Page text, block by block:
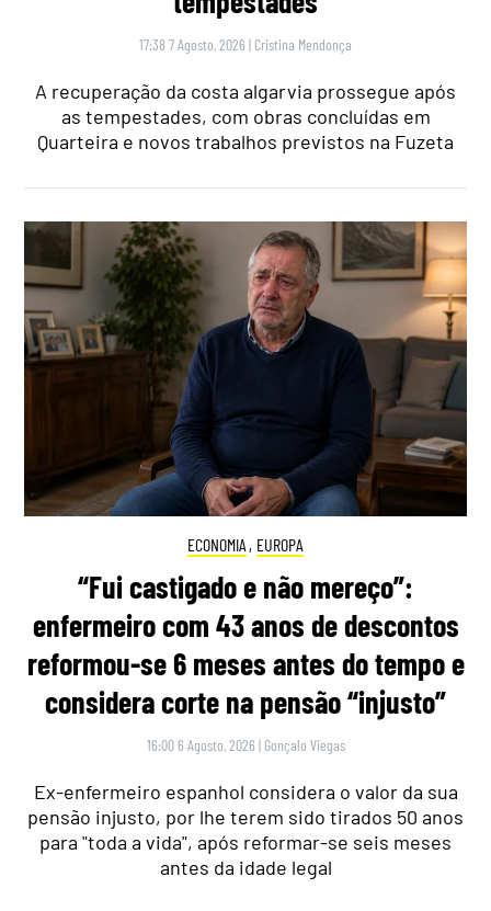
17:38 7 Agosto, 2026 | Cristina Mendonça
A recuperação da costa algarvia prossegue após
as tempestades, com obras concluídas em
Quarteira e novos trabalhos previstos na Fuzeta
ECONOMIA , EUROPA
“Fui castigado e não mereço”:
enfermeiro com 43 anos de descontos
reformou-se 6 meses antes do tempo e
considera corte na pensão “injusto”
16:00 6 Agosto, 2026 | Gonçalo Viegas
Ex-enfermeiro espanhol considera o valor da sua
pensão injusto, por lhe terem sido tirados 50 anos
para "toda a vida", após reformar-se seis meses
antes da idade legal